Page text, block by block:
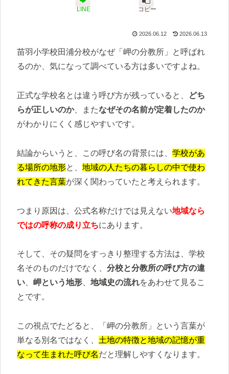
LINE コピー
2026.06.12 2026.06.13
苗羽小学校田浦分校がなぜ「岬の分教所」と呼ばれ
るのか、気になって調べている方は多いですよね。
正式な学校名とは違う呼び方が残っていると、
どち
らが正しいのか、またなぜその名前が定着したのか
がわかりにくく感じやすいです。
結論からいうと、この呼び名の背景には、 学校があ
る場所の地形と、 地域の人たちの暮らしの中で使わ
れてきた言葉が深く関わっていたと考えられます。
つまり原因は、公式名称だけでは見えない地域なら
ではの呼称の成り立ちにあります。
そして、その疑問をすっきり整理する方法は、学校
名そのものだけでなく、 分校と分教所の呼び方の違
い
岬という地形 地域史の流れをあわせて見るこ
とです。
この視点でたどると、「岬の分教所」という言葉が
単なる別名ではなく、 土地の特徴と地域の記憶が重
なって生まれた呼び名だと理解しやすくなります。